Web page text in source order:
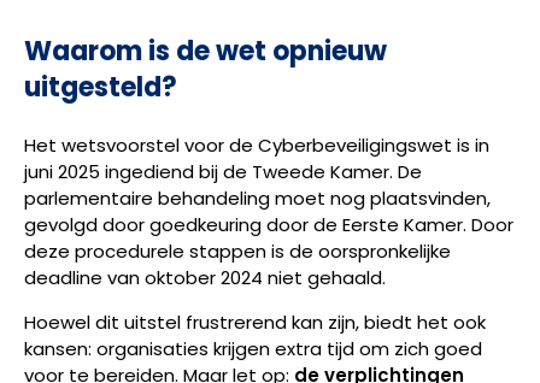
Waarom is de wet opnieuw
uitgesteld?
Het wetsvoorstel voor de Cyberbeveiligingswet is in
juni 2025 ingediend bij de Tweede Kamer. De
parlementaire behandeling moet nog plaatsvinden,
gevolgd door goedkeuring door de Eerste Kamer. Door
deze procedurele stappen is de oorspronkelijke
deadline van oktober 2024 niet gehaald.
Hoewel dit uitstel frustrerend kan zijn, biedt het ook
kansen: organisaties krijgen extra tijd om zich goed
voor te bereiden. Maar let op: de verplichtingen